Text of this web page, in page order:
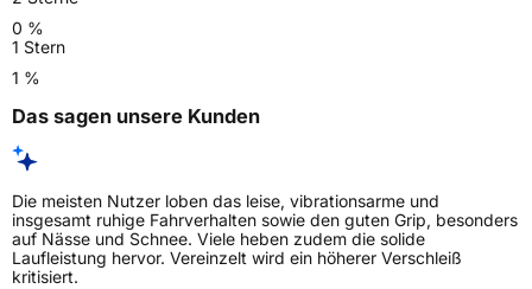
0 %
1 Stern
1 %
Das sagen unsere Kunden
Die meisten Nutzer loben das leise, vibrationsarme und
insgesamt ruhige Fahrverhalten sowie den guten Grip, besonders
auf Nässe und Schnee. Viele heben zudem die solide
Laufleistung hervor. Vereinzelt wird ein höherer Verschleiß
kritisiert.